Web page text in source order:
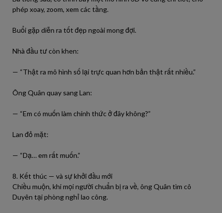
phép xoay, zoom, xem các tầng.
Buổi gặp diễn ra tốt đẹp ngoài mong đợi.
Nhà đầu tư còn khen:
— “Thật ra mô hình số lại trực quan hơn bản thật rất nhiều.”
Ông Quân quay sang Lan:
— “Em có muốn làm chính thức ở đây không?”
Lan đỏ mặt:
— “Dạ… em rất muốn.”
8. Kết thúc — và sự khởi đầu mới
Chiều muộn, khi mọi người chuẩn bị ra về, ông Quân tìm cô
Duyên tại phòng nghỉ lao công.